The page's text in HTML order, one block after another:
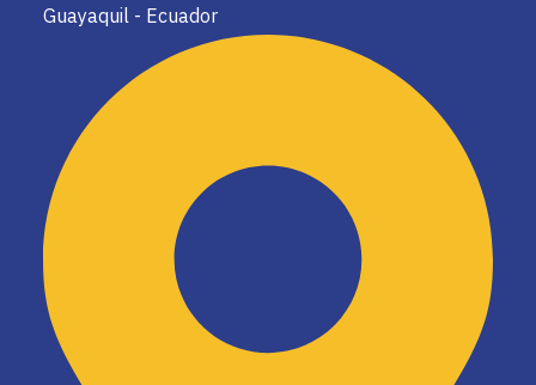
Guayaquil - Ecuador